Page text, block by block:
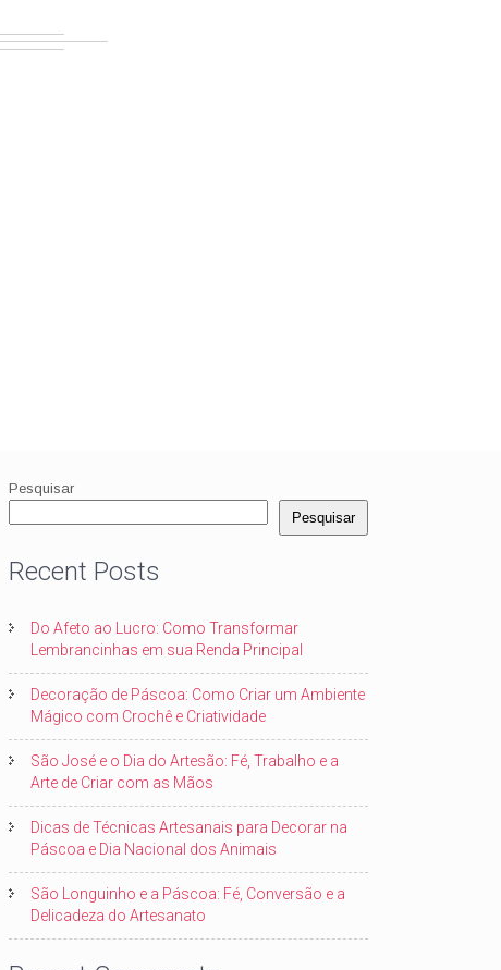
Pesquisar
Pesquisar
Recent Posts
Do Afeto ao Lucro: Como Transformar
Lembrancinhas em sua Renda Principal
Decoração de Páscoa: Como Criar um Ambiente
Mágico com Crochê e Criatividade
São José e o Dia do Artesão: Fé, Trabalho e a
Arte de Criar com as Mãos
Dicas de Técnicas Artesanais para Decorar na
Páscoa e Dia Nacional dos Animais
São Longuinho e a Páscoa: Fé, Conversão e a
Delicadeza do Artesanato